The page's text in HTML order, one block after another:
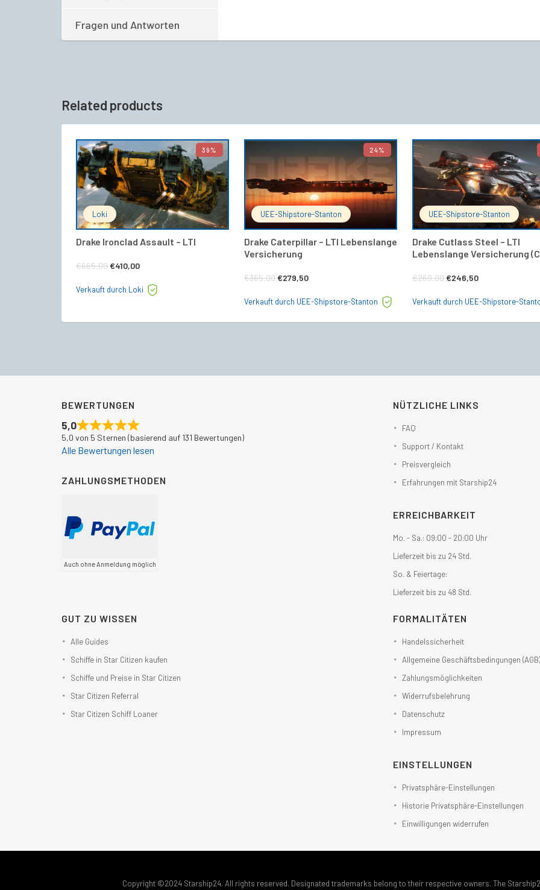
Fragen und Antworten
Related products
39%
Loki
Drake Ironclad Assault – LTI
€665,00Ursprünglicher
€410,00
Preis
IN DEN WARENKORB
Verkauft durch Loki
24%
UEE-Shipstore-Stanton
Drake Caterpillar – LTI Lebenslange
Versicherung
€365,00Ursprünglicher
€279,50
IN DEN WARENKORB
Verkauft durch UEE-Shipstore-Stanton
UEE-Shipstore-Stanton
Drake Cutlass Steel – LTI
Lebenslange Versicherung
€260,00Ursprünglicher
€246,50
IN DEN
Verkauft durch UEE-Shipstore-
BEWERTUNGEN
5,0
5,0 von 5 Sternen (basierend auf 131 Bewertungen)
Alle Bewertungen lesen
ZAHLUNGSMETHODEN
Auch ohne Anmeldung möglich
NÜTZLICHE LINKS
FAQ
Support / Kontakt
Preisvergleich
Erfahrungen mit Starship24
ERREICHBARKEIT
Mo. - Sa.: 09:00 - 20:00 Uhr
Lieferzeit bis zu 24 Std.
So. & Feiertage:
Lieferzeit bis zu 48 Std.
GUT ZU WISSEN
Alle Guides
Schiffe in Star Citizen kaufen
Schiffe und Preise in Star Citizen
Star Citizen Referral
Star Citizen Schiff Loaner
FORMALITÄTEN
Handelssicherheit
Allgemeine Geschäftsbedingungen (AGB)
Zahlungsmöglichkeiten
Widerrufsbelehrung
Datenschutz
Impressum
EINSTELLUNGEN
Privatsphäre-Einstellungen
Historie Privatsphäre-Einstellungen
Einwilligungen widerrufen
Copyright ©2024 Starship24. All rights reserved. Designated trademarks belong to their respective owners. The